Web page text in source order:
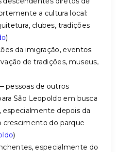
a cultura local:
clubes, tradições
)
da imigração, eventos
de tradições, museus,
pessoas de outros
São Leopoldo em busca
especialmente depois da
crescimento do parque
)
especialmente do